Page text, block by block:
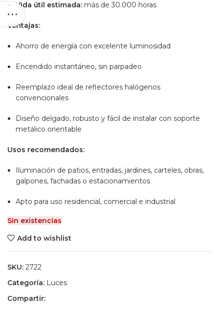
Vida útil estimada: más de 30.000 horas
Ventajas:
Ahorro de energía con excelente luminosidad
Encendido instantáneo, sin parpadeo
Reemplazo ideal de reflectores halógenos
convencionales
Diseño delgado, robusto y fácil de instalar con soporte
metálico orientable
Usos recomendados:
Iluminación de patios, entradas, jardines, carteles, obras,
galpones, fachadas o estacionamientos
Apto para uso residencial, comercial e industrial
Sin existencias
Add to wishlist
SKU: 2722
Categoría: Luces
Compartir: